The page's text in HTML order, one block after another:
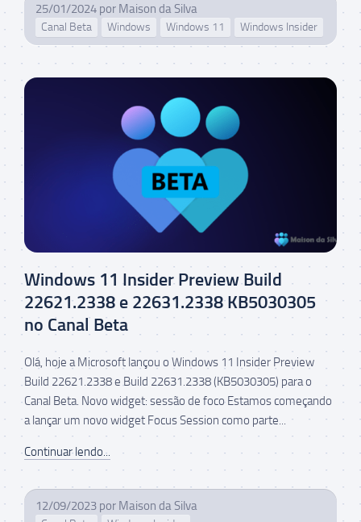
25/01/2024 por Maison da Silva
Canal Beta Windows Windows 11 Windows Insider
Windows 11 Insider Preview Build
22621.2338 e 22631.2338 KB5030305
no Canal Beta
Olá, hoje a Microsoft lançou o Windows 11 Insider Preview
Build 22621.2338 e Build 22631.2338 (KB5030305) para o
Canal Beta. Novo widget: sessão de foco Estamos começando
a lançar um novo widget Focus Session como parte...
Continuar lendo...
12/09/2023 por Maison da Silva